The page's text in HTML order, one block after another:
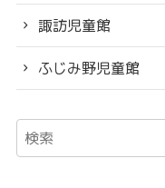
諏訪児童館
ふじみ野児童館